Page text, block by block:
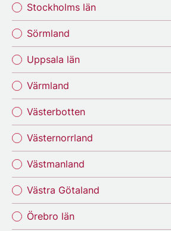
Stockholms län
Sörmland
Uppsala län
Värmland
Västerbotten
Västernorrland
Västmanland
Västra Götaland
Örebro län